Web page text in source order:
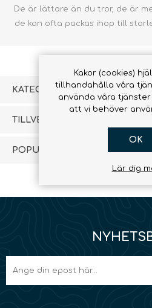
De är lättare än du tror, de är
de kan ofta packas ihop till
KATEGORIER
TILLVERKARE
POPULÄRA TAGGAR
Kakor (cookies)
tillhandahålla våra
använda våra
att vi behöver
OK
Lär dig